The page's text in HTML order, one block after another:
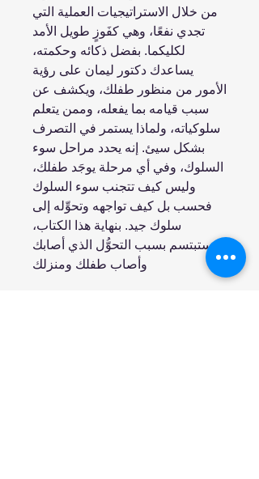
من خلال الاستراتيجيات العملية التي
تجدي نفعًا، وهي كفَوزٍ طويل الأمد
لكليكما. بفضل ذكائه وحكمته،
يساعدك دكتور ليمان على رؤية
الأمور من منظور طفلك، ويكشف عن
سبب قيامه بما يفعله، وممن يتعلم
سلوكياته، ولماذا يستمر في التصرف
بشكل سيئ. إنه يحدد مراحل سوء
السلوك، وفي أي مرحلة يوجَد طفلك،
وليس كيف تتجنب سوء السلوك
فحسب بل كيف تواجهه وتحوِّله إلى
سلوك جيد. بنهاية هذا الكتاب،
ستبتسم بسبب التحوُّل الذي أصابك
وأصاب طفلك ومنزلك